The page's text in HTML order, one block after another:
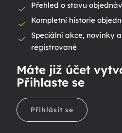
Přehled o stavu
Kompletní historie
Speciální akce, novinky
registrované
Máte již účet
Přihlaste se
Přihlásit se